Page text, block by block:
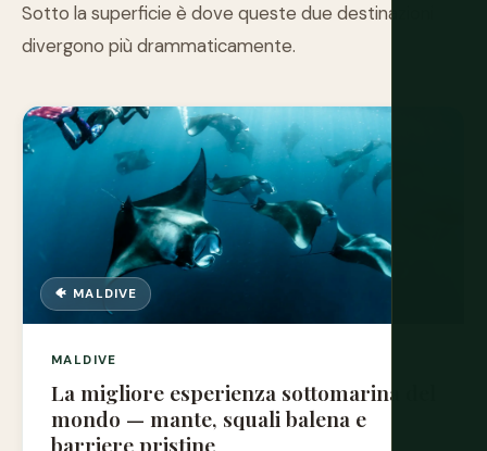
Sotto la superficie è dove queste due destinazioni
divergono più drammaticamente.
🐠 MALDIVE
MALDIVE
La migliore esperienza sottomarina del
mondo — mante, squali balena e
barriere pristine